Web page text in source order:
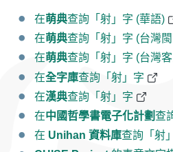
在萌典查詢「射」字 (華語)
在萌典查詢「射」字 (台灣
在萌典查詢「射」字 (台灣
在全字庫查詢「射」字
在漢典查詢「射」字
在中國哲學書電子化計劃查
在 Unihan 資料庫查詢「射